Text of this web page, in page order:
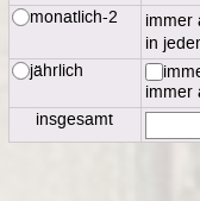
monatlich-2
immer
in
jährlich
immer
insgesamt